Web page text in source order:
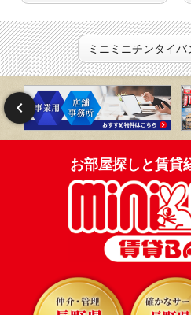
ミニミニチンタイ
お部屋探しと賃貸